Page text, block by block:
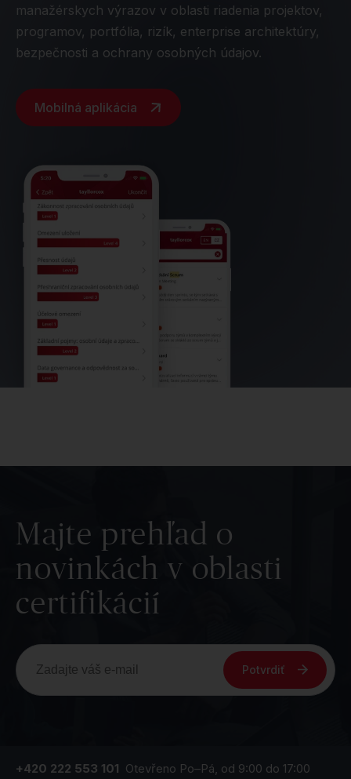
manažérskych výrazov v oblasti riadenia projektov,
programov, portfólia, rizík, enterprise architektúry,
bezpečnosti a ochrany osobných údajov.
Mobilná aplikácia
Majte prehľad o
novinkách v oblasti
certifikácií
Potvrdiť
+420 222 553 101 Otevřeno Po–Pá, od 9:00 do 17:00